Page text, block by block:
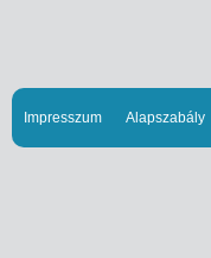
Impresszum Alapszabály